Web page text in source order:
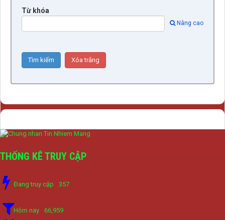
Từ khóa
Nâng cao
THỐNG KÊ TRUY CẬP
Đang truy cập 357
Hôm nay 66,959